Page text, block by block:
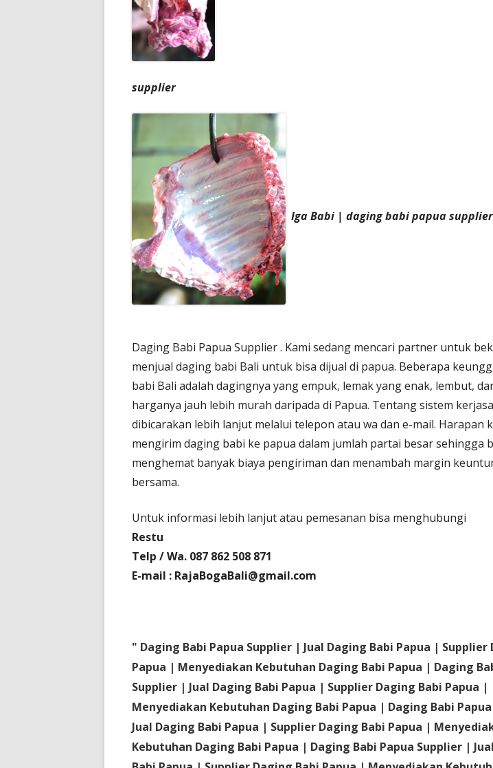
supplier
Iga Babi | daging babi papua supplier
Daging Babi Papua Supplier . Kami sedang mencari partner untuk
menjual daging babi Bali untuk bisa dijual di papua. Beberapa
babi Bali adalah dagingnya yang empuk, lemak yang enak, lembut,
harganya jauh lebih murah daripada di Papua. Tentang sistem
dibicarakan lebih lanjut melalui telepon atau wa dan e-mail. Harapan
mengirim daging babi ke papua dalam jumlah partai besar sehingga
menghemat banyak biaya pengiriman dan menambah margin
bersama.
Untuk informasi lebih lanjut atau pemesanan bisa menghubungi
Restu
Telp / Wa. 087 862 508 871
E-mail : RajaBogaBali@gmail.com
" Daging Babi Papua Supplier | Jual Daging Babi Papua | Supplier
Papua | Menyediakan Kebutuhan Daging Babi Papua | Daging
Supplier | Jual Daging Babi Papua | Supplier Daging Babi Papua |
Menyediakan Kebutuhan Daging Babi Papua | Daging Babi
Jual Daging Babi Papua | Supplier Daging Babi Papua |
Kebutuhan Daging Babi Papua | Daging Babi Papua Supplier |